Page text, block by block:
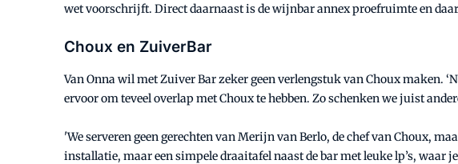
wet voorschrijft. Direct daarnaast is de wijnbar annex proefruimte en
Choux en ZuiverBar
Van Onna wil met Zuiver Bar zeker geen verlengstuk van Choux
ervoor om teveel overlap met Choux te hebben. Zo schenken we juist
'We serveren geen gerechten van Merijn van Berlo, de chef van Choux,
installatie, maar een simpele draaitafel naast de bar met leuke lp’s,